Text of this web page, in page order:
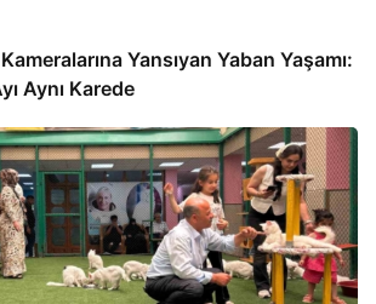
Yansıyan Yaban Yaşamı:
Aynı Karede